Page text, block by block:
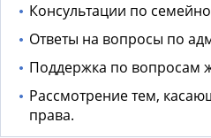
Консультации по
Ответы на вопросы по
Поддержка по вопросам
Рассмотрение тем,
права.